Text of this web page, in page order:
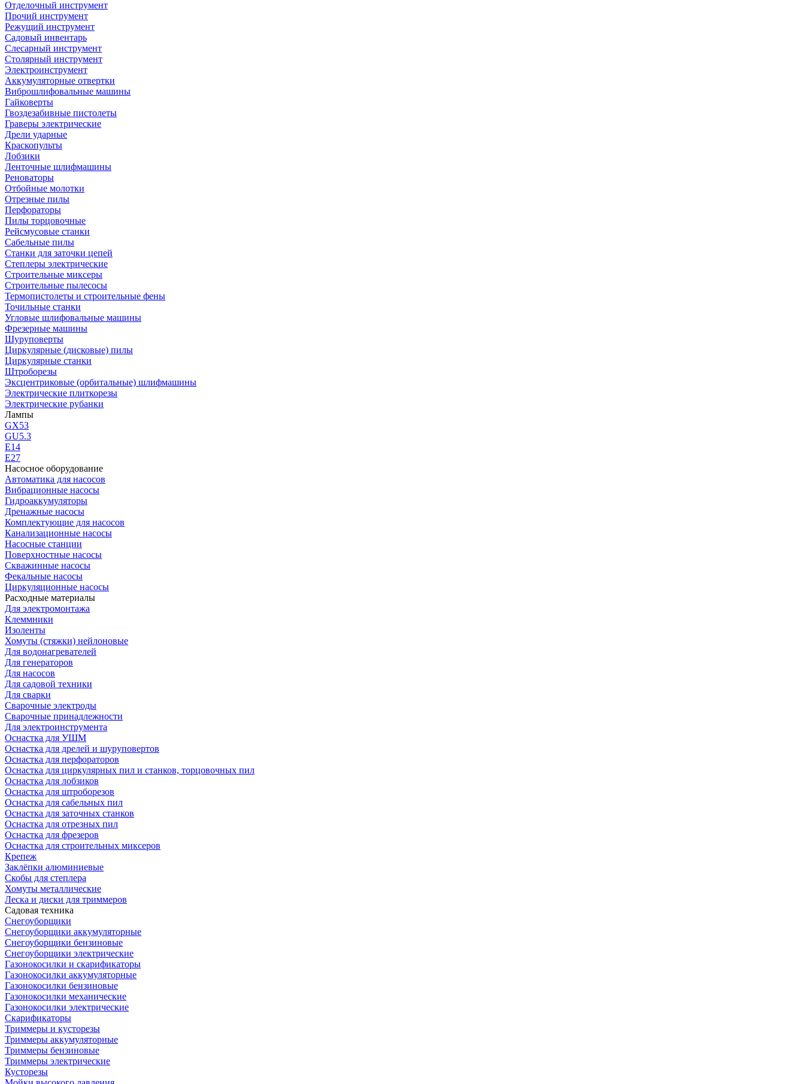
Отделочный инструмент
Прочий инструмент
Режущий инструмент
Садовый инвентарь
Слесарный инструмент
Столярный инструмент
Электроинструмент
Аккумуляторные отвертки
Виброшлифовальные машины
Гайковерты
Гвоздезабивные пистолеты
Граверы электрические
Дрели ударные
Краскопульты
Лобзики
Ленточные шлифмашины
Реноваторы
Отбойные молотки
Отрезные пилы
Перфораторы
Пилы торцовочные
Рейсмусовые станки
Сабельные пилы
Станки для заточки цепей
Степлеры электрические
Строительные миксеры
Строительные пылесосы
Термопистолеты и строительные фены
Точильные станки
Угловые шлифовальные машины
Фрезерные машины
Шуруповерты
Циркулярные (дисковые) пилы
Циркулярные станки
Штроборезы
Эксцентриковые (орбитальные) шлифмашины
Электрические плиткорезы
Электрические рубанки
Лампы
GX53
GU5.3
Е14
Е27
Насосное оборудование
Автоматика для насосов
Вибрационные насосы
Гидроаккумуляторы
Дренажные насосы
Комплектующие для насосов
Канализационные насосы
Насосные станции
Поверхностные насосы
Скважинные насосы
Фекальные насосы
Циркуляционные насосы
Расходные материалы
Для электромонтажа
Клеммники
Изоленты
Хомуты (стяжки) нейлоновые
Для водонагревателей
Для генераторов
Для насосов
Для садовой техники
Для сварки
Сварочные электроды
Сварочные принадлежности
Для электроинструмента
Оснастка для УШМ
Оснастка для дрелей и шуруповертов
Оснастка для перфораторов
Оснастка для циркулярных пил и станков, торцовочных пил
Оснастка для лобзиков
Оснастка для штроборезов
Оснастка для сабельных пил
Оснастка для заточных станков
Оснастка для отрезных пил
Оснастка для фрезеров
Оснастка для строительных миксеров
Крепеж
Заклёпки алюминиевые
Скобы для степлера
Хомуты металлические
Леска и диски для триммеров
Садовая техника
Снегоуборщики
Снегоуборщики аккумуляторные
Снегоуборщики бензиновые
Снегоуборщики электрические
Газонокосилки и скарификаторы
Газонокосилки аккумуляторные
Газонокосилки бензиновые
Газонокосилки механические
Газонокосилки электрические
Скарификаторы
Триммеры и кусторезы
Триммеры аккумуляторные
Триммеры бензиновые
Триммеры электрические
Кусторезы